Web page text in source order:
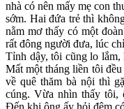
nhà có nên mấy mẹ con
sớm. Hai đứa trẻ thì
nằm mơ thấy có một
rất đông người đưa, lúc
Tỉnh dậy, tôi cũng lo
Mất một tháng liền tôi
về quê thăm bà nội thì
cúng. Vừa nhìn thấy tôi,
Đến khi ông ấy hỏi đêm